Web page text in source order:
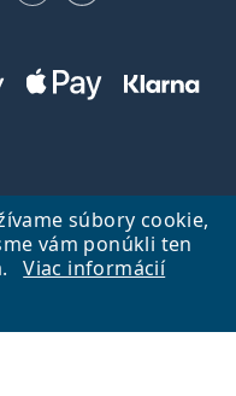
súbory cookie,
vám ponúkli ten
Viac informácií
Lentiamo s.r.o., Česká